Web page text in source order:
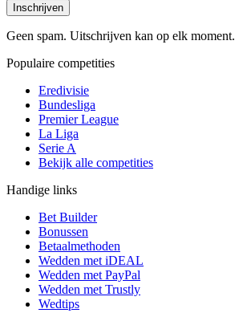
Inschrijven
Geen spam. Uitschrijven kan op elk moment.
Populaire competities
Eredivisie
Bundesliga
Premier League
La Liga
Serie A
Bekijk alle competities
Handige links
Bet Builder
Bonussen
Betaalmethoden
Wedden met iDEAL
Wedden met PayPal
Wedden met Trustly
Wedtips